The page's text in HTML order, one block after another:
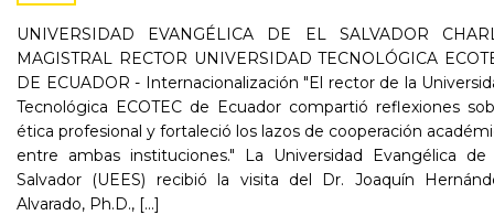
UNIVERSIDAD EVANGÉLICA DE EL SALVADOR
MAGISTRAL RECTOR UNIVERSIDAD TECNOLÓGICA
DE ECUADOR - Internacionalización "El rector de la
Tecnológica ECOTEC de Ecuador compartió reflexiones
ética profesional y fortaleció los lazos de cooperación
entre ambas instituciones." La Universidad Evangélica de
Salvador (UEES) recibió la visita del Dr. Joaquín
Alvarado, Ph.D., [...]